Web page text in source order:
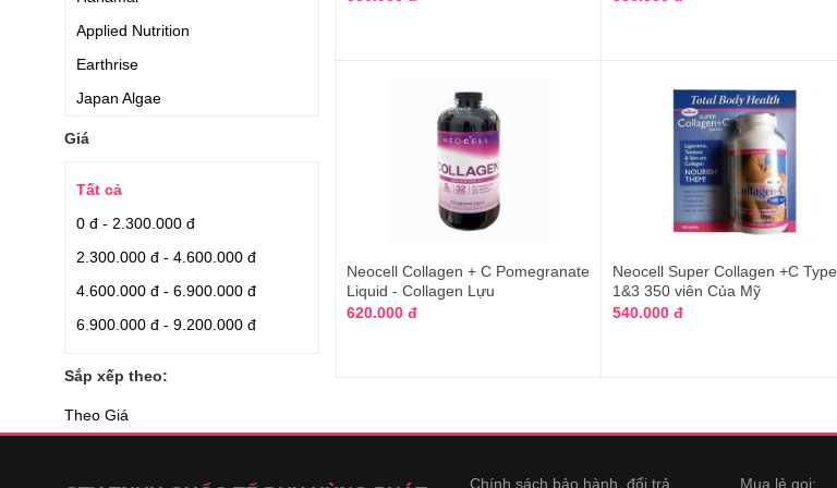
Applied Nutrition
Earthrise
Japan Algae
Aishodo
Careline
Orihiro
Blackmores
Nhập nguyên hộp từ Nhật
Nhập từ Nhật
Puritan Pride
Puritans Pride
Giá
Tất cả
0 đ - 2.300.000 đ
2.300.000 đ - 4.600.000 đ
4.600.000 đ - 6.900.000 đ
6.900.000 đ - 9.200.000 đ
Sắp xếp theo:
Theo Giá
Neocell Collagen + C Pomegranate
Liquid - Collagen Lựu
620.000 đ
Neocell Super Collagen +C Type
1&3 350 viên Của Mỹ
540.000 đ
Chính sách bảo hành, đổi trả Mua lẻ gọi: